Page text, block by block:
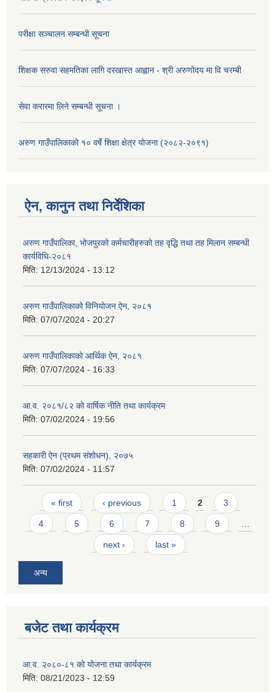
परीक्षा सञ्चालन सम्बन्धी सूचना
शिक्षक सरुवा सहमतिका लागि दरखास्त आह्वान - श्री अरुणोदय मा वि चरम्बी
सेवा करारमा लिने सम्बन्धी सूचना ।
अरुण गाउँपालिकाको १० वर्षे शिक्षा क्षेत्र योजना (२०८२-२०९१)
ऐन, कानुन तथा निर्देशिका
अरुण गाउँपालिका, भोजपुरको कर्मचारीहरुको तह वृद्धि तथा तह मिलान सम्बन्धी
कार्यविधि-२०८१
मिति: 12/13/2024 - 13:12
अरुण गाउँपालिकाको विनियोजन ऐन, २०८१
मिति: 07/07/2024 - 20:27
अरुण गाउँपालिकाको आर्थिक ऐन, २०८१
मिति: 07/07/2024 - 16:33
आ.व. २०८१/८२ को वार्षिक नीति तथा कार्यक्रम
मिति: 07/02/2024 - 19:56
सहकारी ऐन (प्रथम संशोधन), २०७५
मिति: 07/02/2024 - 11:57
Pages
« first ‹ previous 1 2 3
4 5 6 7 8 9
next › last »
अन्य
बजेट तथा कार्यक्रम
आ.व. २०८०-८१ को योजना तथा कार्यक्रम
मिति: 08/21/2023 - 12:59